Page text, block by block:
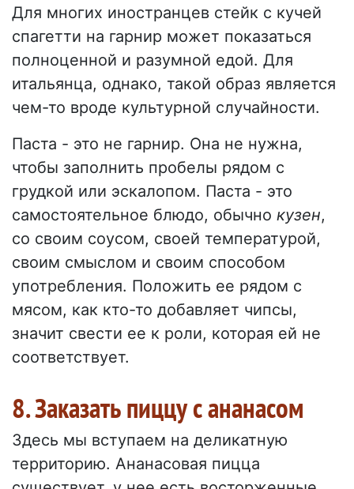
Для многих иностранцев стейк с кучей
спагетти на гарнир может показаться
полноценной и разумной едой. Для
итальянца, однако, такой образ является
чем-то вроде культурной случайности.
Паста - это не гарнир. Она не нужна,
чтобы заполнить пробелы рядом с
грудкой или эскалопом. Паста - это
самостоятельное блюдо, обычно кузен,
со своим соусом, своей температурой,
своим смыслом и своим способом
употребления. Положить ее рядом с
мясом, как кто-то добавляет чипсы,
значит свести ее к роли, которая ей не
соответствует.
8. Заказать пиццу с ананасом
Здесь мы вступаем на деликатную
территорию. Ананасовая пицца